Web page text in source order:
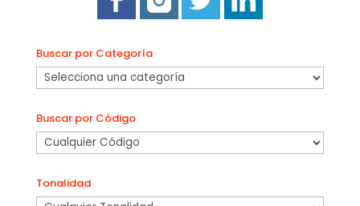
Buscar por Categoría
Buscar por Código
Tonalidad